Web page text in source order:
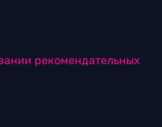
рекомендательных